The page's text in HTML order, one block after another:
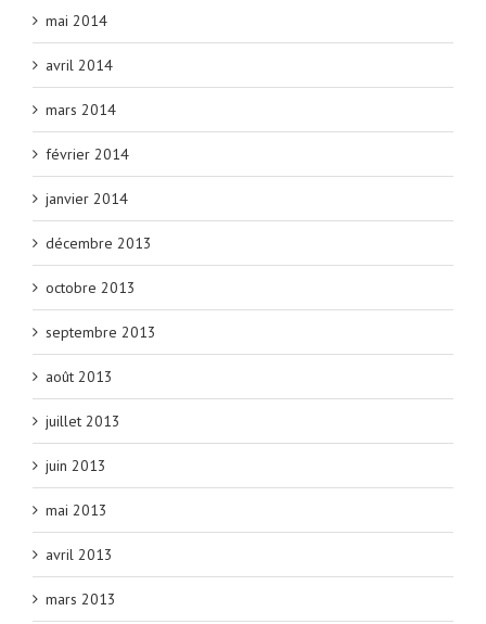
mai 2014
avril 2014
mars 2014
février 2014
janvier 2014
décembre 2013
octobre 2013
septembre 2013
août 2013
juillet 2013
juin 2013
mai 2013
avril 2013
mars 2013